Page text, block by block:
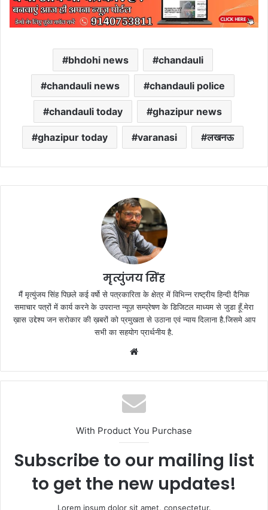
bhdohi news chandauli
chandauli news chandauli police
chandauli today ghazipur news
ghazipur today varanasi लखनऊ
मृत्युंजय सिंह
मैं मृत्युंजय सिंह पिछले कई वर्षो से पत्रकारिता के क्षेत्र में विभिन्न राष्ट्रीय हिन्दी दैनिक
समाचार पत्रों में कार्य करने के उपरान्त न्यूज़ सम्प्रेषण के डिजिटल माध्यम से जुडा हूँ.मेरा
ख़ास उद्देश्य जन सरोकार की ख़बरों को प्रमुखता से उठाना एवं न्याय दिलाना है.जिसमे आप
सभी का सहयोग प्रार्थनीय है.
With Product You Purchase
Subscribe to our mailing list
to get the new updates!
Lorem ipsum dolor sit amet, consectetur.